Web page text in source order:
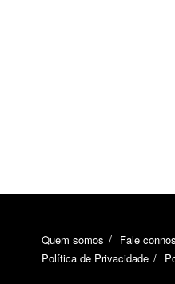
Quem somos Fale
Política de Privacidade